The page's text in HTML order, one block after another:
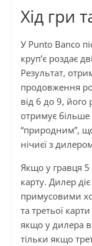
Хід гри
У Punto Banco
круп’є роздає
Результат,
продовження
від 6 до 9, його
отримує більше
“природним”,
нічиєї з
Якщо у гравця
карту. Дилер
примусовими
та третьої
якщо у дилера
тільки якщо